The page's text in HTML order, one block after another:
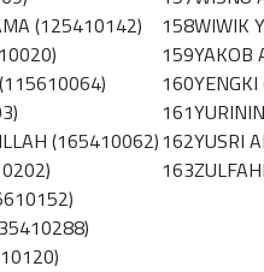
(125410142) 158WIWIK
159YAKOB
160
161
(165410062)162YUSRI
163